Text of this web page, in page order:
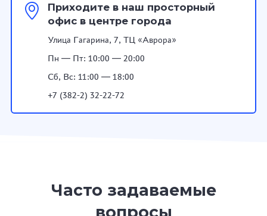
Приходите в наш просторный
офис в центре города
Улица Гагарина, 7, ТЦ «Аврора»
Пн — Пт: 10:00 — 20:00
Сб, Вс: 11:00 — 18:00
+7 (382-2) 32-22-72
Часто задаваемые